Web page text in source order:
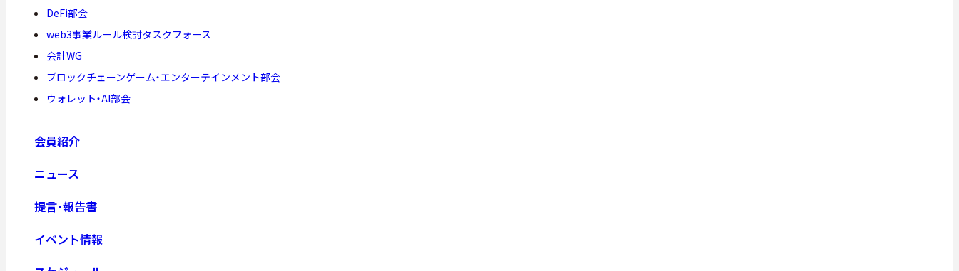
DeFi部会
web3事業ルール検討タスクフォース
会計WG
ブロックチェーンゲーム・エンターテインメント部会
ウォレット・AI部会
会員紹介
ニュース
提言・報告書
イベント情報